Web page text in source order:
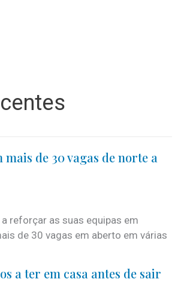
mais de 30 vagas de norte a
reforçar as suas equipas em
de 30 vagas em aberto em várias
a ter em casa antes de sair